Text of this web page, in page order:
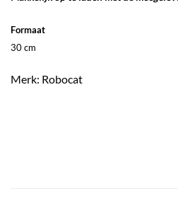
Formaat
30 cm
Merk: Robocat